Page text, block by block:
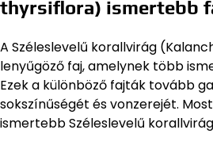
thyrsiflora) ismertebb
A Széleslevelű korallvirág
lenyűgöző faj, amelynek több
Ezek a különböző fajták tovább
sokszínűségét és vonzerejét.
ismertebb Széleslevelű